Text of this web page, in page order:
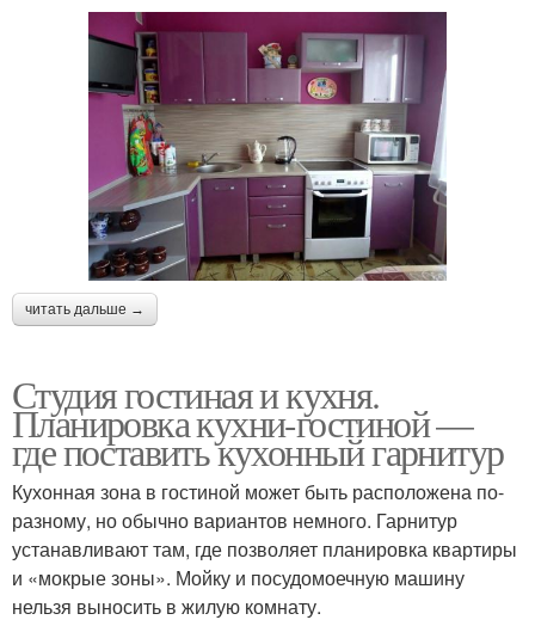
читать дальше →
Студия гостиная и кухня.
Планировка кухни-гостиной —
где поставить кухонный гарнитур
Кухонная зона в гостиной может быть расположена по-
разному, но обычно вариантов немного. Гарнитур
устанавливают там, где позволяет планировка квартиры
и «мокрые зоны». Мойку и посудомоечную машину
нельзя выносить в жилую комнату.